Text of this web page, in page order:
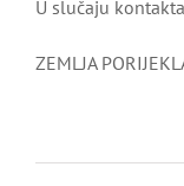
U slučaju
ZEMLJA